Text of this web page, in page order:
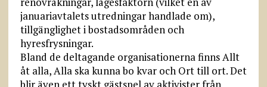
januariavtalets utredningar handlade om),
tillgänglighet i bostadsområden och
hyresfrysningar.
Bland de deltagande organisationerna finns Allt
åt alla, Alla ska kunna bo kvar och Ort till ort. Det